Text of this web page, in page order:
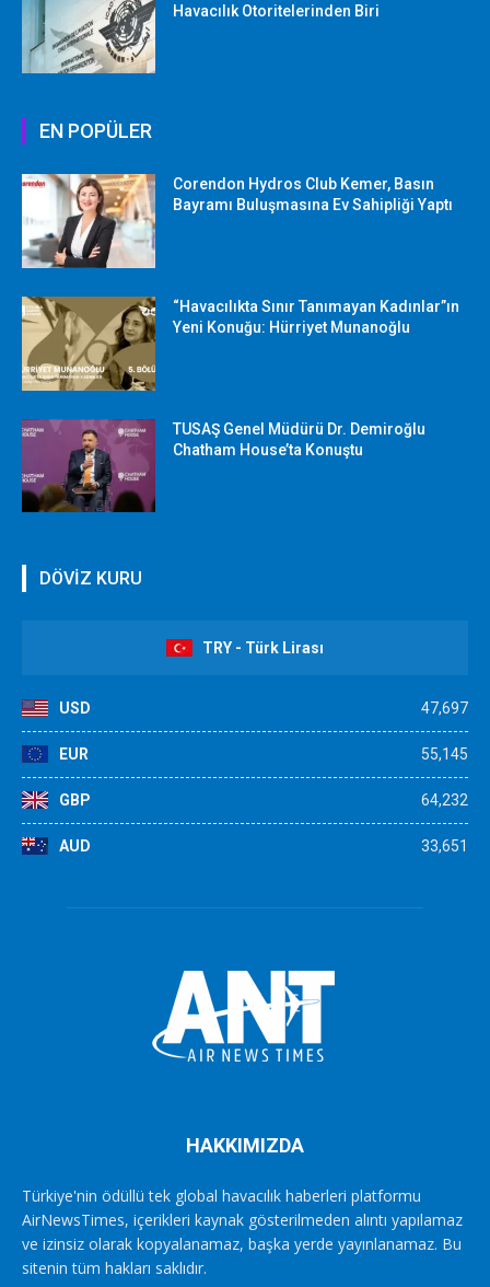
Havacılık Otoritelerinden Biri
EN POPÜLER
Corendon Hydros Club Kemer, Basın
Bayramı Buluşmasına Ev Sahipliği Yaptı
“Havacılıkta Sınır Tanımayan Kadınlar”ın
Yeni Konuğu: Hürriyet Munanoğlu
TUSAŞ Genel Müdürü Dr. Demiroğlu
Chatham House’ta Konuştu
DÖVİZ KURU
TRY - Türk Lirası
USD 47,697
EUR 55,145
GBP 64,232
AUD 33,651
HAKKIMIZDA
Türkiye'nin ödüllü tek global havacılık haberleri platformu
AirNewsTimes, içerikleri kaynak gösterilmeden alıntı yapılamaz
ve izinsiz olarak kopyalanamaz, başka yerde yayınlanamaz. Bu
sitenin tüm hakları saklıdır.